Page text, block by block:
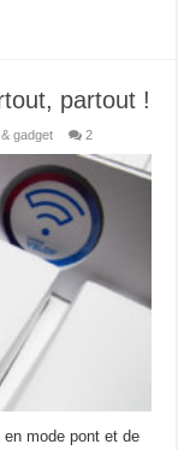
partout !
gadget 2
en mode pont et de